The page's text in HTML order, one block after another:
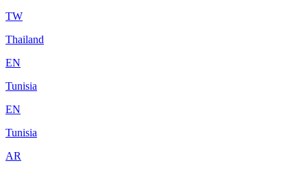
TW
Thailand
EN
Tunisia
EN
Tunisia
AR